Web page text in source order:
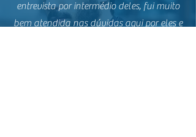
entrevista por intermédio deles, fui muito
bem atendida nas dúvidas aqui por eles e